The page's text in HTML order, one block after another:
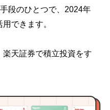
段のひとつで、2024年
できます。
天証券で積立投資をす